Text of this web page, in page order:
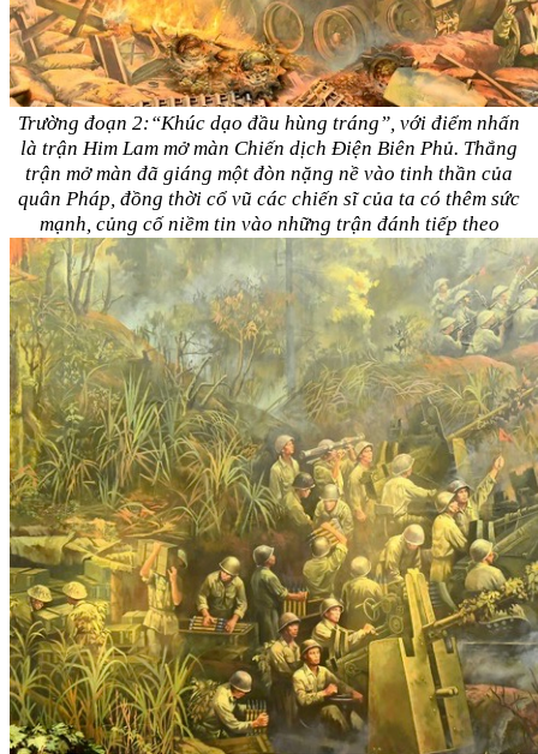
Trường đoạn 2:“Khúc dạo đầu hùng tráng”, với điểm nhấn
là trận Him Lam mở màn Chiến dịch Điện Biên Phủ. Thắng
trận mở màn đã giáng một đòn nặng nề vào tinh thần của
quân Pháp, đồng thời cổ vũ các chiến sĩ của ta có thêm sức
mạnh, củng cố niềm tin vào những trận đánh tiếp theo